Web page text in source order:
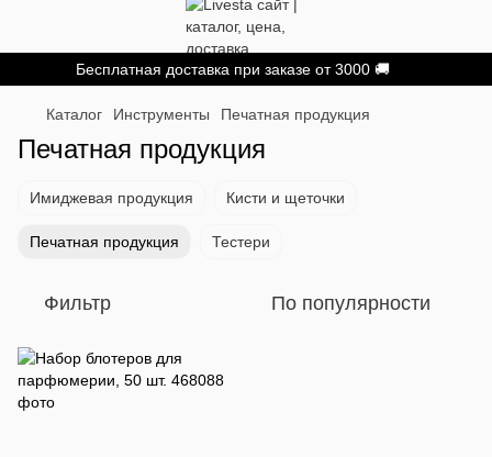
Бесплатная доставка при заказе от 3000 🚚
Каталог Инструменты Печатная продукция
Печатная продукция
Имиджевая продукция Кисти и щеточки
Печатная продукция Тестери
Фильтр По популярности